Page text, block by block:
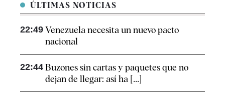
ÚLTIMAS NOTICIAS
22:49 Venezuela necesita un nuevo pacto
nacional
22:44 Buzones sin cartas y paquetes que no
dejan de llegar: así ha [...]